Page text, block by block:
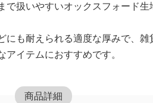
で扱いやすいオックスフォード生
にも耐えられる適度な厚みで、雑
アイテムにおすすめです。
商品詳細